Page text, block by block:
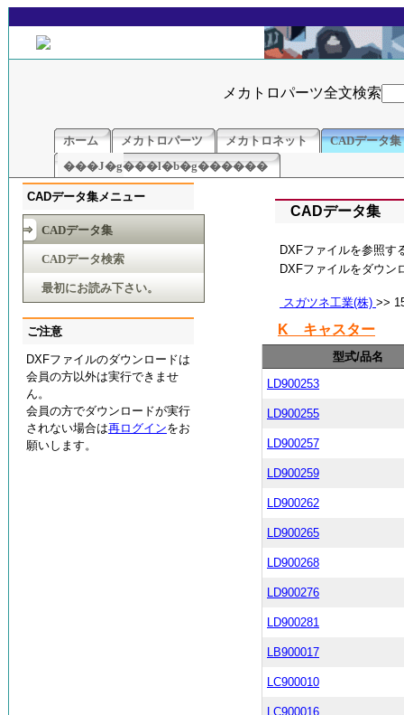
メカトロパーツ全文検索
ホーム メカトロパーツ メカトロネット
CADデータ集
���J�g���l�b�g������
CADデータ集
DXFファイルを参照す
DXFファイルをダウン
スガツネ工業(株) >>
K キャスター
型式/品名
LD900253
LD900255
LD900257
LD900259
LD900262
LD900265
LD900268
LD900276
LD900281
LB900017
LC900010
LC900016
CADデータ集メニュー
CADデータ集
CADデータ検索
最初にお読み下さい。
ご注意
DXFファイルのダウンロードは
会員の方以外は実行できませ
ん。
会員の方でダウンロードが実行
されない場合は再ログインをお
願いします。